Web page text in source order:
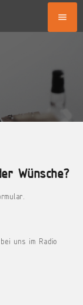
menu
Wünsche?
uns im Radio